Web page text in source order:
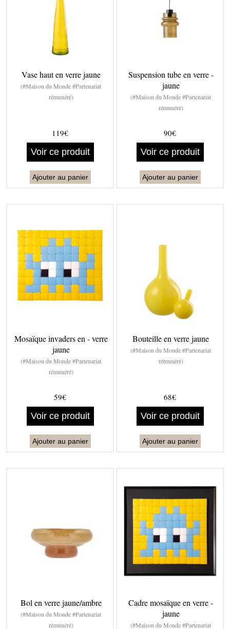
Vase haut en verre jaune
(#Maison du Monde #Partenariat
rémunéré)
119€
Voir ce produit
Ajouter au panier
Suspension tube en verre -
jaune
(#Maison du Monde #Partenariat
rémunéré)
90€
Voir ce produit
Ajouter au panier
Mosaïque invaders en - verre
jaune
(#Maison du Monde #Partenariat
rémunéré)
59€
Voir ce produit
Ajouter au panier
Bouteille en verre jaune
(#Maison du Monde #Partenariat
rémunéré)
68€
Voir ce produit
Ajouter au panier
Bol en verre jaune/ambre
(#Maison du Monde #Partenariat
rémunéré)
Cadre mosaïque en verre -
jaune
(#Maison du Monde #Partenariat